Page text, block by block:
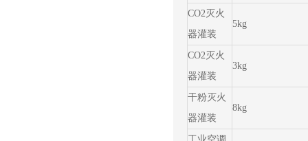
CO2灭火
器灌装
5kg
CO2灭火
器灌装
3kg
干粉灭火
器灌装
8kg